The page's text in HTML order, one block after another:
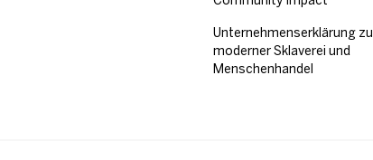
Unternehmenserklärung zu
moderner Sklaverei und
Menschenhandel